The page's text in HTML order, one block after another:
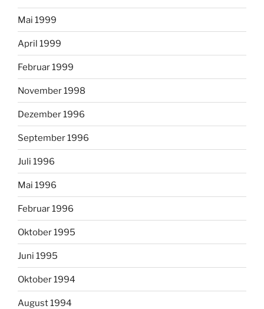
Mai 1999
April 1999
Februar 1999
November 1998
Dezember 1996
September 1996
Juli 1996
Mai 1996
Februar 1996
Oktober 1995
Juni 1995
Oktober 1994
August 1994